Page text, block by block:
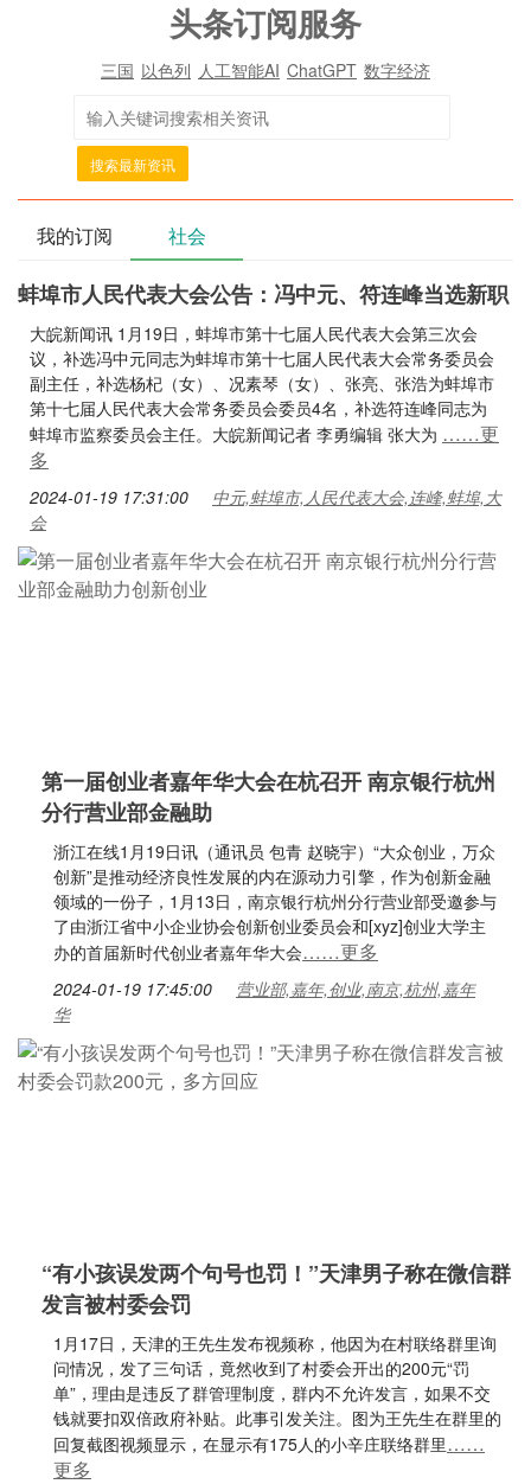
头条订阅服务
三国 以色列 人工智能AI ChatGPT 数字经济
搜索最新资讯
我的订阅 社会
蚌埠市人民代表大会公告：冯中元、符连峰当选新职
大皖新闻讯 1月19日，蚌埠市第十七届人民代表大会第三次会
议，补选冯中元同志为蚌埠市第十七届人民代表大会常务委员会
副主任，补选杨杞（女）、况素琴（女）、张亮、张浩为蚌埠市
第十七届人民代表大会常务委员会委员4名，补选符连峰同志为
蚌埠市监察委员会主任。大皖新闻记者 李勇编辑 张大为 ……更
多
2024-01-19 17:31:00
中元,蚌埠市,人民代表大会,连峰,蚌埠,大
会
第一届创业者嘉年华大会在杭召开 南京银行杭州
分行营业部金融助
浙江在线1月19日讯（通讯员 包青 赵晓宇）“大众创业，万众
创新”是推动经济良性发展的内在源动力引擎，作为创新金融
领域的一份子，1月13日，南京银行杭州分行营业部受邀参与
了由浙江省中小企业协会创新创业委员会和[xyz]创业大学主
办的首届新时代创业者嘉年华大会……更多
2024-01-19 17:45:00
营业部,嘉年,创业,南京,杭州,嘉年
华
“有小孩误发两个句号也罚！”天津男子称在微信群
发言被村委会罚
1月17日，天津的王先生发布视频称，他因为在村联络群里询
问情况，发了三句话，竟然收到了村委会开出的200元“罚
单”，理由是违反了群管理制度，群内不允许发言，如果不交
钱就要扣双倍政府补贴。此事引发关注。图为王先生在群里的
回复截图视频显示，在显示有175人的小辛庄联络群里……
更多